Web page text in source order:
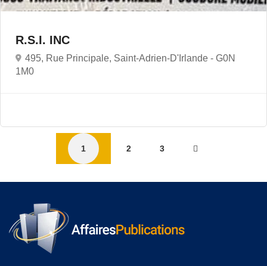
R.S.I. INC
495, Rue Principale, Saint-Adrien-D'Irlande - G0N
1M0
1 2 3